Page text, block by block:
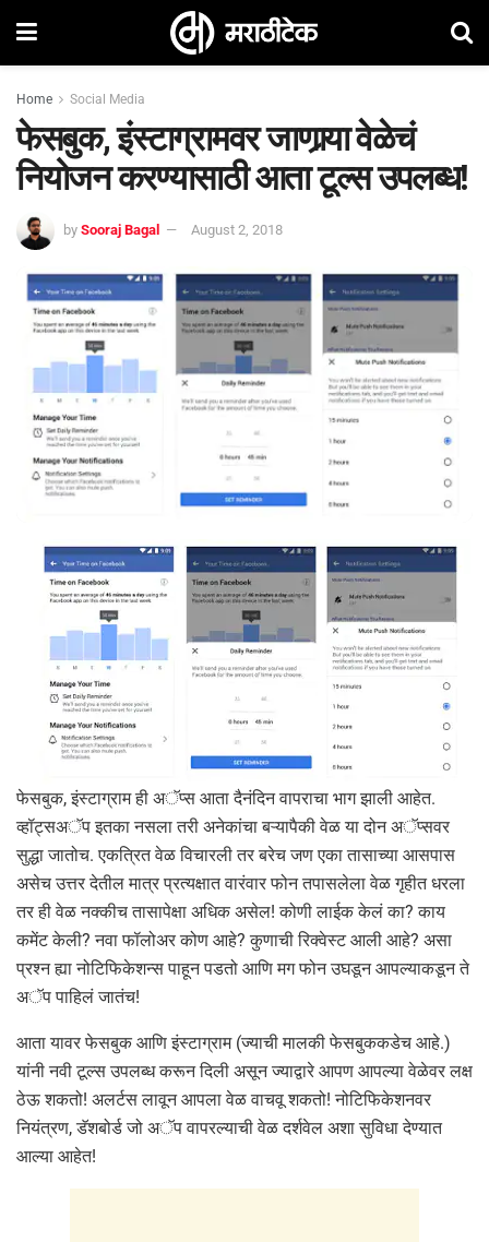
Home Social Media
फेसबुक, इंस्टाग्रामवर जाणार्‍या वेळेचं
नियोजन करण्यासाठी आता टूल्स उपलब्ध!
by Sooraj Bagal August 2, 2018
फेसबुक, इंस्टाग्राम ही अॅप्स आता दैनंदिन वापराचा भाग झाली आहेत.
व्हॉट्सअॅप इतका नसला तरी अनेकांचा बऱ्यापैकी वेळ या दोन अॅप्सवर
सुद्धा जातोच. एकत्रित वेळ विचारली तर बरेच जण एका तासाच्या आसपास
असेच उत्तर देतील मात्र प्रत्यक्षात वारंवार फोन तपासलेला वेळ गृहीत धरला
तर ही वेळ नक्कीच तासापेक्षा अधिक असेल! कोणी लाईक केलं का? काय
कमेंट केली? नवा फॉलोअर कोण आहे? कुणाची रिक्वेस्ट आली आहे? असा
प्रश्न ह्या नोटिफिकेशन्स पाहून पडतो आणि मग फोन उघडून आपल्याकडून ते
अॅप पाहिलं जातंच!
आता यावर फेसबुक आणि इंस्टाग्राम (ज्याची मालकी फेसबुककडेच आहे.)
यांनी नवी टूल्स उपलब्ध करून दिली असून ज्याद्वारे आपण आपल्या वेळेवर लक्ष
ठेऊ शकतो! अलर्टस लावून आपला वेळ वाचवू शकतो! नोटिफिकेशनवर
नियंत्रण, डॅशबोर्ड जो अॅप वापरल्याची वेळ दर्शवेल अशा सुविधा देण्यात
आल्या आहेत!